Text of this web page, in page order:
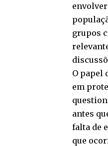
grupos
O papel
em
antes
falta de
que